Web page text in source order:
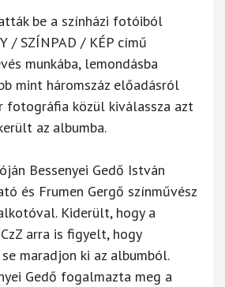
be a színházi fotóiból
/ SZÍNPAD / KÉP című
munkába, lemondásba
mint háromszáz előadásról
fotográfia közül kiválassza azt
az albumba.
Bessenyei Gedő István
és Frumen Gergő színművész
Kiderült, hogy a
arra is figyelt, hogy
maradjon ki az albumból.
Gedő fogalmazta meg a